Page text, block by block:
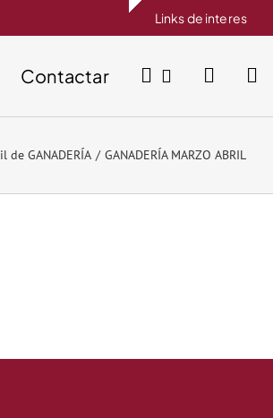
Links de interes
Contactar
GANADERÍA GANADERÍA MARZO ABRIL